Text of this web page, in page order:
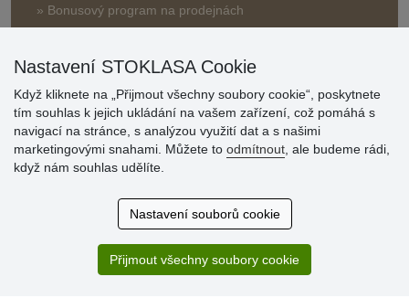
» Bonusový program na prodejnách
Hodnocení
zákazníků
Super obchod, kvalitní zboží za slušné ceny. Vřele
Nastavení STOKLASA Cookie
Když kliknete na „Přijmout všechny soubory cookie“, poskytnete
tím souhlas k jejich ukládání na vašem zařízení, což pomáhá s
navigací na stránce, s analýzou využití dat a s našimi
marketingovými snahami. Můžete to odmítnout , ale budeme rádi,
když nám souhlas udělíte.
Nastavení souborů cookie
Přijmout všechny soubory cookie